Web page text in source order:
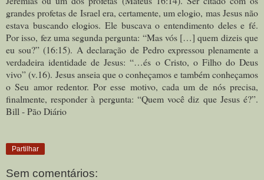
grandes profetas de Israel era, certamente, um elogio, mas Jesus não
estava buscando elogios. Ele buscava o entendimento deles e fé.
Por isso, fez uma segunda pergunta: “Mas vós […] quem dizeis que
eu sou?” (16:15). A declaração de Pedro expressou plenamente a
verdadeira identidade de Jesus: “…és o Cristo, o Filho do Deus
vivo” (v.16). Jesus anseia que o conheçamos e também conheçamos
o Seu amor redentor. Por esse motivo, cada um de nós precisa,
finalmente, responder à pergunta: “Quem você diz que Jesus é?”.
Bill - Pão Diário
Partilhar
Sem comentários: